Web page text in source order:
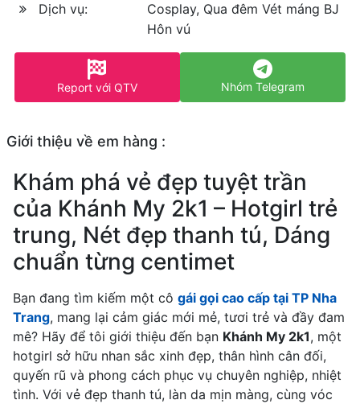
Dịch vụ:
Cosplay, Qua đêm Vét máng BJ
Hôn vú
Report với QTV Nhóm Telegram
Giới thiệu về em hàng :
Khám phá vẻ đẹp tuyệt trần
của Khánh My 2k1 – Hotgirl trẻ
trung, Nét đẹp thanh tú, Dáng
chuẩn từng centimet
Bạn đang tìm kiếm một cô gái gọi cao cấp tại TP Nha
Trang, mang lại cảm giác mới mẻ, tươi trẻ và đầy đam
mê? Hãy để tôi giới thiệu đến bạn Khánh My 2k1, một
hotgirl sở hữu nhan sắc xinh đẹp, thân hình cân đối,
quyến rũ và phong cách phục vụ chuyên nghiệp, nhiệt
tình. Với vẻ đẹp thanh tú, làn da mịn màng, cùng vóc